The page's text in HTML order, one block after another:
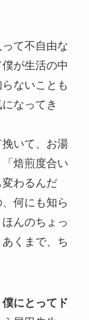
て不自由な
が生活の中
ないことも
なってき
いて、お湯
焙煎度合い
わるんだ
何にも知ら
んのちょっ
くまで、ち
僕にとってド